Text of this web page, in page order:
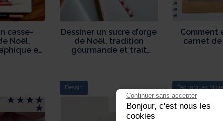
casse-
Noël,
et
Dessiner un sucre d’orge
de Noël, tradition
gourmande et trait
Comment
carnet
Dessin Techniques
Continuer sans accepter
Bonjour, c'est nous les
cookies